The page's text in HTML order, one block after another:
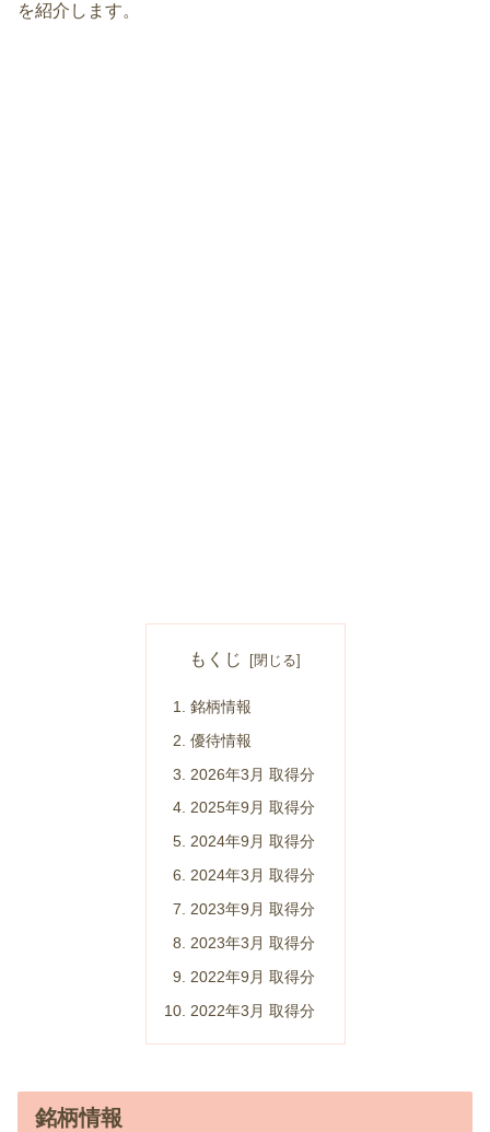
を紹介します。
もくじ
銘柄情報
優待情報
2026年3月 取得分
2025年9月 取得分
2024年9月 取得分
2024年3月 取得分
2023年9月 取得分
2023年3月 取得分
2022年9月 取得分
2022年3月 取得分
銘柄情報